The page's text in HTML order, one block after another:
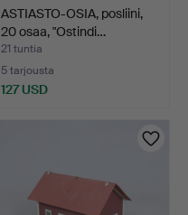
ASTIASTO-OSIA, posliini,
20 osaa, "Ostindi…
21 tuntia
5 tarjousta
127 USD